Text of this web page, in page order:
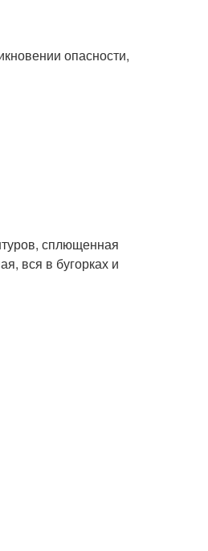
опасности,
сплющенная
вся в бугорках и